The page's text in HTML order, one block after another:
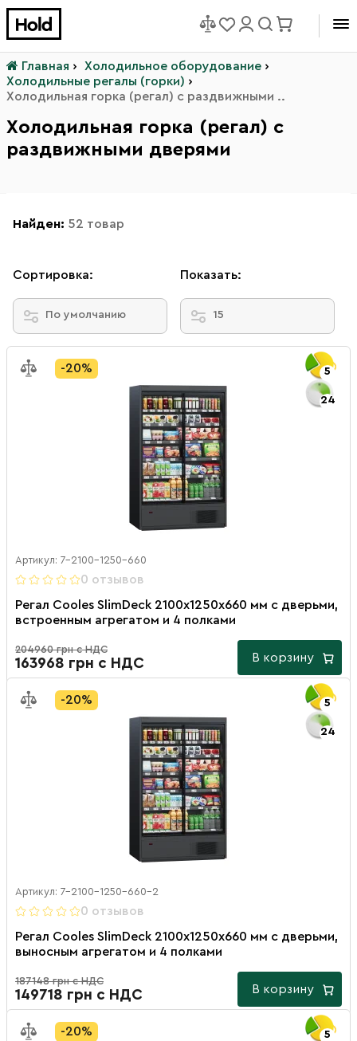
Главная › Холодильное оборудование ›
Холодильные регалы (горки) ›
Холодильная горка (регал) с раздвижными ..
Холодильная горка (регал) с
раздвижными дверями
Найден: 52 товар
Сортировка:
По умолчанию
Показать:
15
5
24
-20%
Артикул: 7-2100-1250-660
0 отзывов
Регал Cooles SlimDeck 2100х1250х660 мм с дверьми,
встроенным агрегатом и 4 полками
204960 грн с НДС
163968 грн с НДС В корзину
5
24
-20%
Артикул: 7-2100-1250-660-2
0 отзывов
Регал Cooles SlimDeck 2100х1250х660 мм с дверьми,
выносным агрегатом и 4 полками
187148 грн с НДС
149718 грн с НДС В корзину
5
-20%